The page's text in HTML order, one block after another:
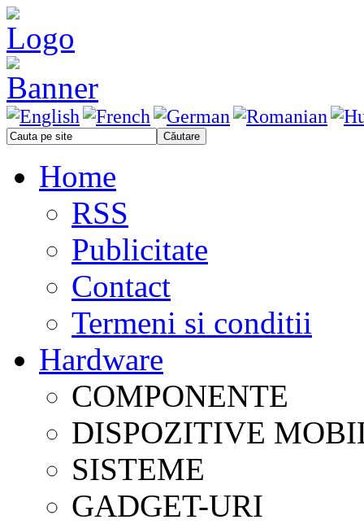
Home
RSS
Publicitate
Contact
Termeni si conditii
Hardware
COMPONENTE
DISPOZITIVE
SISTEME
GADGET-URI